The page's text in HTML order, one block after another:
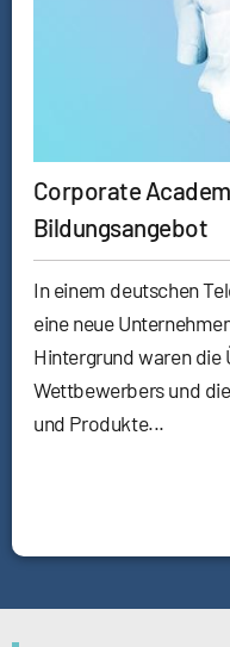
Corporate
Bildungsangebot
In einem deutschen
eine neue
Hintergrund waren die
Wettbewerbers und
und Produkte...